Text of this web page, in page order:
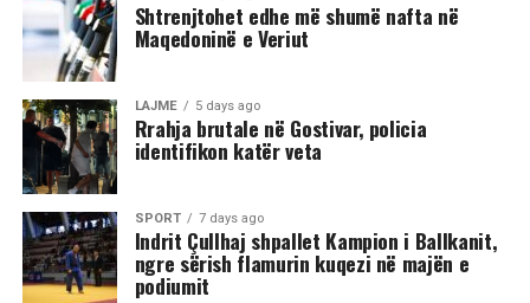
Sipas informacioneve të publikuara, gjatë rrahjes, njëri
nga djemtë është goditur në pjesën e kokës, pas së cilës
ka rënë në tokë dhe ka mbetur i palëvizshëm.
Përkundër faktit se po shtrihej në rrugë, në incizim
shihet se sulmi ka vazhduar me goditje të shumta ndaj
trupit të tij, gjë që ka shkaktuar reagime dhe dënime të
ashpra në rrjetet sociale.(INA)
Shtrenjtohet edhe më shumë nafta në
Maqedoninë e Veriut
LAJME 5 days ago
Rrahja brutale në Gostivar, policia
identifikon katër veta
SPORT 7 days ago
Indrit Çullhaj shpallet Kampion i Ballkanit,
ngre sërish flamurin kuqezi në majën e
podiumit